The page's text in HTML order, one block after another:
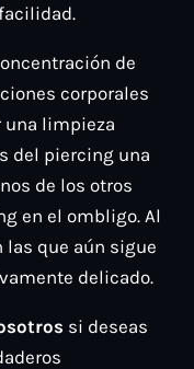
de
corporales
una limpieza
del piercing una
de los otros
en el ombligo. Al
las que aún sigue
delicado.
si deseas